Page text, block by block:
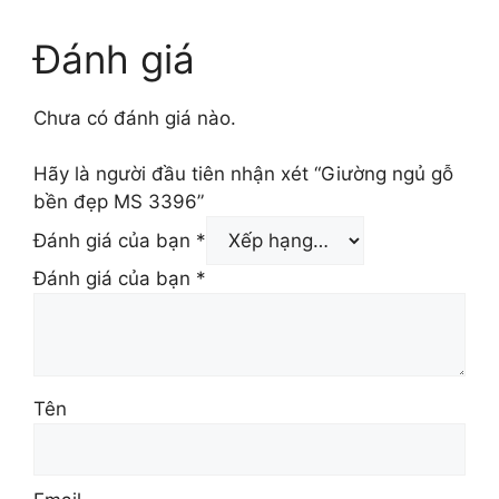
Đánh giá
Chưa có đánh giá nào.
Hãy là người đầu tiên nhận xét “Giường ngủ gỗ
bền đẹp MS 3396”
Đánh giá của bạn *
Đánh giá của bạn *
Tên